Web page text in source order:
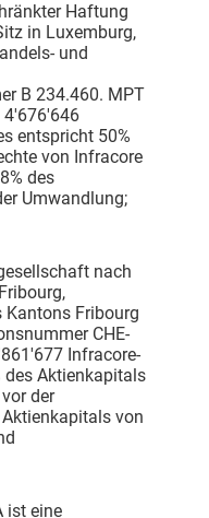
Haftung
in Luxemburg,
und
B 234.460. MPT
4'676'646
entspricht 50%
von Infracore
des
Umwandlung;
nach
Kantons Fribourg
CHE-
Infracore-
des Aktienkapitals
der
von
ist eine